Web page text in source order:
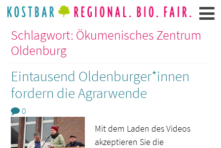
Schlagwort: Ökumenisches Zentrum
Oldenburg
Eintausend Oldenburger*innen
fordern die Agrarwende
0
Mit dem Laden des Videos
akzeptieren Sie die